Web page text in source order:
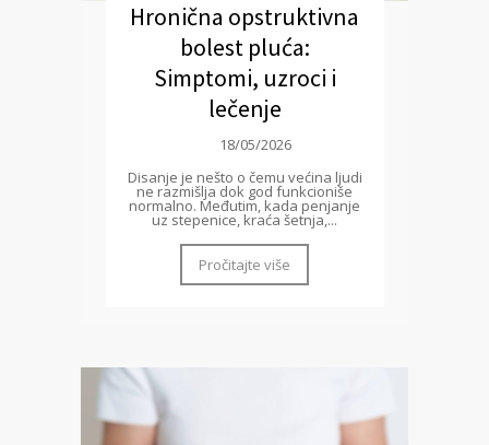
Hronična opstruktivna
bolest pluća:
Simptomi, uzroci i
lečenje
18/05/2026
Disanje je nešto o čemu većina ljudi
ne razmišlja dok god funkcioniše
normalno. Međutim, kada penjanje
uz stepenice, kraća šetnja,...
Pročitajte više